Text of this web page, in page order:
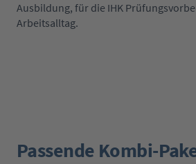
Ausbildung, für die IHK
Arbeitsalltag.
Produktgalerie überspringen
Passende Kombi-